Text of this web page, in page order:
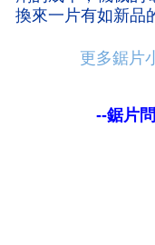
換來一片有如新品
更多鋸片
--鋸片